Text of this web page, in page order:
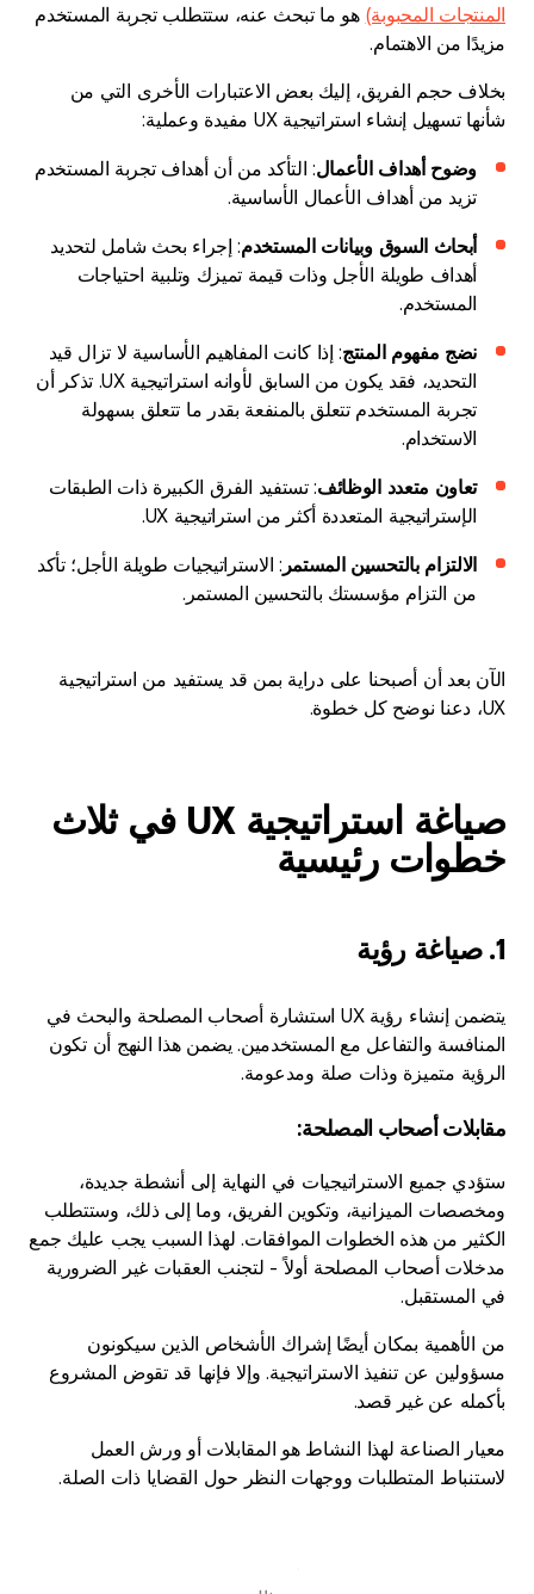
المنتجات المحبوبة) هو ما تبحث عنه، ستتطلب تجربة المستخدم
مزيدًا من الاهتمام.
بخلاف حجم الفريق، إليك بعض الاعتبارات الأخرى التي من
شأنها تسهيل إنشاء استراتيجية UX مفيدة وعملية:
وضوح أهداف الأعمال: التأكد من أن أهداف تجربة المستخدم
تزيد من أهداف الأعمال الأساسية.
أبحاث السوق وبيانات المستخدم: إجراء بحث شامل لتحديد
أهداف طويلة الأجل وذات قيمة تميزك وتلبية احتياجات
المستخدم.
نضج مفهوم المنتج: إذا كانت المفاهيم الأساسية لا تزال قيد
التحديد، فقد يكون من السابق لأوانه استراتيجية UX. تذكر أن
تجربة المستخدم تتعلق بالمنفعة بقدر ما تتعلق بسهولة
الاستخدام.
تعاون متعدد الوظائف: تستفيد الفرق الكبيرة ذات الطبقات
الإستراتيجية المتعددة أكثر من استراتيجية UX.
الالتزام بالتحسين المستمر : الاستراتيجيات طويلة الأجل؛ تأكد
من التزام مؤسستك بالتحسين المستمر.
الآن بعد أن أصبحنا على دراية بمن قد يستفيد من استراتيجية
UX، دعنا نوضح كل خطوة.
صياغة استراتيجية UX في ثلاث
خطوات رئيسية
1. صياغة رؤية
يتضمن إنشاء رؤية UX استشارة أصحاب المصلحة والبحث في
المنافسة والتفاعل مع المستخدمين. يضمن هذا النهج أن تكون
الرؤية متميزة وذات صلة ومدعومة.
مقابلات أصحاب المصلحة:
ستؤدي جميع الاستراتيجيات في النهاية إلى أنشطة جديدة،
ومخصصات الميزانية، وتكوين الفريق، وما إلى ذلك، وستتطلب
الكثير من هذه الخطوات الموافقات. لهذا السبب يجب عليك جمع
مدخلات أصحاب المصلحة أولاً - لتجنب العقبات غير الضرورية
في المستقبل.
من الأهمية بمكان أيضًا إشراك الأشخاص الذين سيكونون
مسؤولين عن تنفيذ الاستراتيجية. وإلا فإنها قد تقوض المشروع
بأكمله عن غير قصد.
معيار الصناعة لهذا النشاط هو المقابلات أو ورش العمل
لاستنباط المتطلبات ووجهات النظر حول القضايا ذات الصلة.